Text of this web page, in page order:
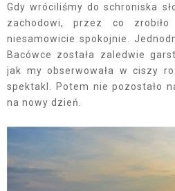
Gdy wróciliśmy do schroniska
zachodowi, przez co
niesamowicie spokojnie.
Bacówce została zaledwie
jak my obserwowała w ciszy
spektakl. Potem nie pozostało
na nowy dzień.